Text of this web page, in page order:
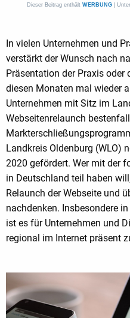
Dieser Beitrag enthält WERBUNG |
In vielen Unternehmen und
verstärkt der Wunsch nach
Präsentation der Praxis oder
diesen Monaten mal wieder
Unternehmen mit Sitz im
Webseitenrelaunch
Landkreis Oldenburg (WLO)
2020 gefördert. Wer mit der
in Deutschland teil haben
Relaunch der Webseite und
nachdenken. Insbesondere
ist es für Unternehmen und
regional im Internet präsent